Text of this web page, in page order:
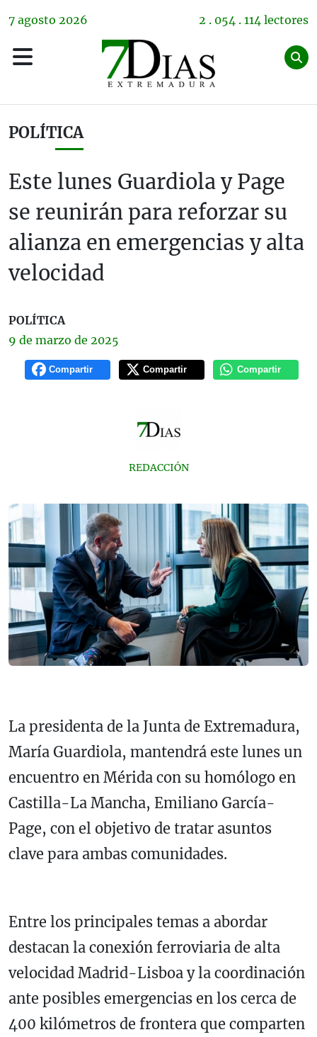
7 agosto 2026 2 . 054 . 114 lectores
POLÍTICA
Este lunes Guardiola y Page
se reunirán para reforzar su
alianza en emergencias y alta
velocidad
POLÍTICA
9 de marzo de 2025
Compartir Compartir Compartir
REDACCIÓN
La presidenta de la Junta de Extremadura,
María Guardiola, mantendrá este lunes un
encuentro en Mérida con su homólogo en
Castilla-La Mancha, Emiliano García-
Page, con el objetivo de tratar asuntos
clave para ambas comunidades.
Entre los principales temas a abordar
destacan la conexión ferroviaria de alta
velocidad Madrid-Lisboa y la coordinación
ante posibles emergencias en los cerca de
400 kilómetros de frontera que comparten